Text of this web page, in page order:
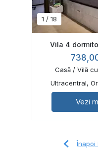
1 / 18
Vila 4
Casă / Vilă
Ultracentral,
Vezi
Înapoi